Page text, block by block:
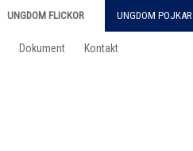
UNGDOM FLICKOR UNGDOM POJKAR
Dokument Kontakt